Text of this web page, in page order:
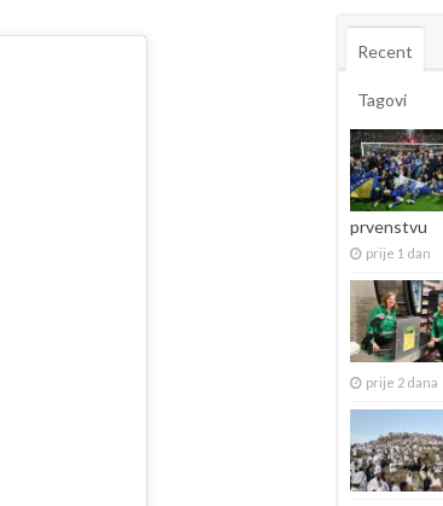
Recent
Tagovi
prvenstvu
prije 1 dan
prije 2 dana